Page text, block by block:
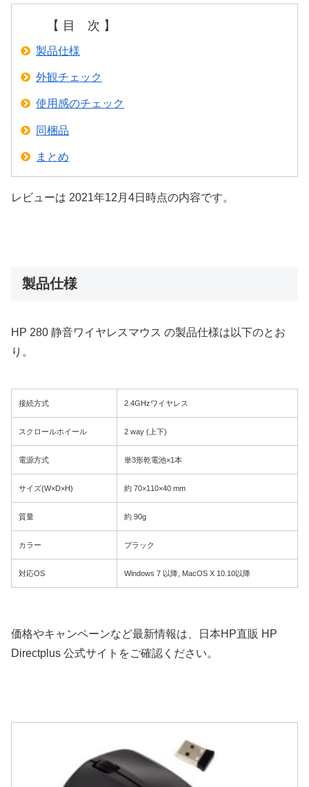
【 目 次 】
製品仕様
外観チェック
使用感のチェック
同梱品
まとめ
レビューは 2021年12月4日時点の内容です。
製品仕様
HP 280 静音ワイヤレスマウス の製品仕様は以下のとお
り。
接続方式 2.4GHzワイヤレス
スクロールホイール 2 way (上下)
電源方式 単3形乾電池×1本
サイズ(W×D×H) 約 70×110×40 mm
質量 約 90g
カラー ブラック
対応OS Windows 7 以降, MacOS X 10.10以降
価格やキャンペーンなど最新情報は、日本HP直販 HP
Directplus 公式サイトをご確認ください。